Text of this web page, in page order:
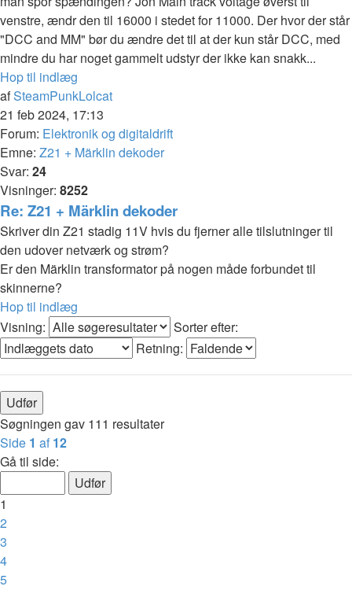
venstre, ændr den til 16000 i stedet for 11000. Der hvor der står
"DCC and MM" bør du ændre det til at der kun står DCC, med
mindre du har noget gammelt udstyr der ikke kan snakk...
Hop til indlæg
afSteamPunkLolcat
21 feb 2024, 17:13
Forum: Elektronik og digitaldrift
Emne: Z21 + Märklin dekoder
Svar: 24
Visninger: 8252
Re: Z21 + Märklin dekoder
Skriver din Z21 stadig 11V hvis du fjerner alle tilslutninger til
den udover netværk og strøm?
Er den Märklin transformator på nogen måde forbundet til
skinnerne?
Hop til indlæg
Visning:
Sorter efter:
Retning:
Søgningen gav 111 resultater
Side 1 af 12
Gå til side:
1
2
3
4
5